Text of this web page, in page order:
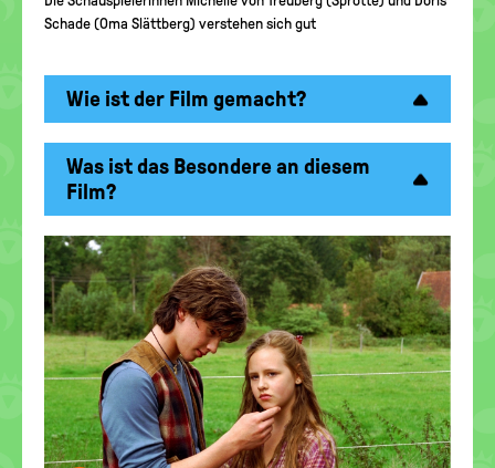
Schade (Oma Slättberg) verstehen sich gut
Wie ist der Film gemacht?
Was ist das Besondere an diesem
Film?